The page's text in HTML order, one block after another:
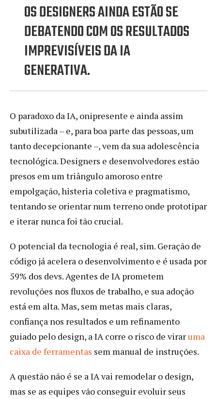
OS DESIGNERS AINDA ESTÃO SE
DEBATENDO COM OS RESULTADOS
IMPREVISÍVEIS DA IA
GENERATIVA.
O paradoxo da IA, onipresente e ainda assim
subutilizada – e, para boa parte das pessoas, um
tanto decepcionante –, vem da sua adolescência
tecnológica. Designers e desenvolvedores estão
presos em um triângulo amoroso entre
empolgação, histeria coletiva e pragmatismo,
tentando se orientar num terreno onde prototipar
e iterar nunca foi tão crucial.
O potencial da tecnologia é real, sim. Geração de
código já acelera o desenvolvimento e é usada por
59% dos devs. Agentes de IA prometem
revoluções nos fluxos de trabalho, e sua adoção
está em alta. Mas, sem metas mais claras,
confiança nos resultados e um refinamento
guiado pelo design, a IA corre o risco de viraruma
caixa de ferramentas sem manual de instruções.
A questão não é se a IA vai remodelar o design,
mas se as equipes vão conseguir evoluir seus